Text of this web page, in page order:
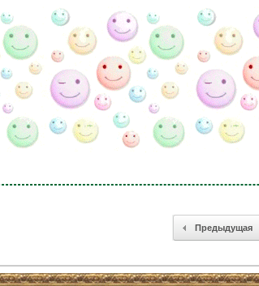
Предыдущая